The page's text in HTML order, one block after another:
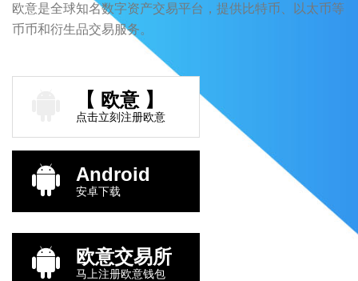
欧意是全球知名数字资产交易平台，提供比特币、以太币等
币币和衍生品交易服务。
【 欧意 】
点击立刻注册欧意
Android
安卓下载
欧意交易所
马上注册欧意钱包